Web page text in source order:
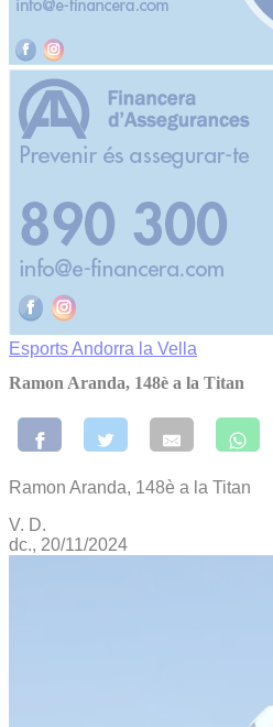
EsportsAndorra la Vella
Ramon Aranda, 148è a la Titan
Ramon Aranda, 148è a la Titan
V. D.
dc., 20/11/2024